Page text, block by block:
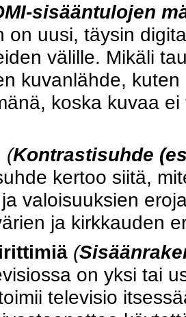
sisääntulojen
on uusi, täysin
välille. Mikäli
kuvanlähde,
koska kuvaa
(Kontrastisuhde
kertoo siitä,
valoisuuksien
ja kirkkauden
(
on yksi tai
televisio